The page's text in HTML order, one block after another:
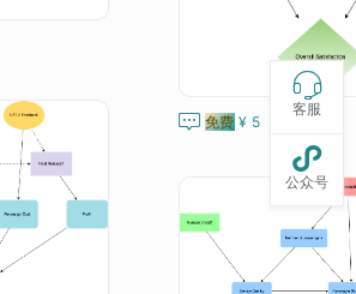
 免费 ¥ 5 投资和回报

客服

公众号